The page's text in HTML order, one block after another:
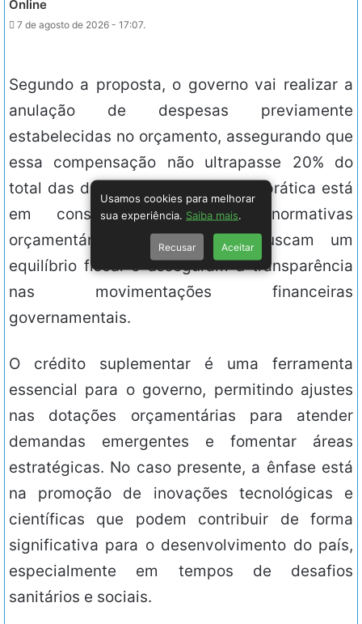
Online
7 de agosto de 2026 - 17:07.
Segundo a proposta, o governo vai realizar a
anulação de despesas previamente
estabelecidas no orçamento, assegurando que
essa compensação não ultrapasse 20% do
total das dotações originais. Essa prática está
em consonância com as normativas
orçamentárias vigentes, que buscam um
equilíbrio fiscal e asseguram a transparência
nas movimentações financeiras
governamentais.
O crédito suplementar é uma ferramenta
essencial para o governo, permitindo ajustes
nas dotações orçamentárias para atender
demandas emergentes e fomentar áreas
estratégicas. No caso presente, a ênfase está
na promoção de inovações tecnológicas e
científicas que podem contribuir de forma
significativa para o desenvolvimento do país,
especialmente em tempos de desafios
sanitários e sociais.
Usamos cookies para melhorar
sua experiência. Saiba mais.
Recusar Aceitar